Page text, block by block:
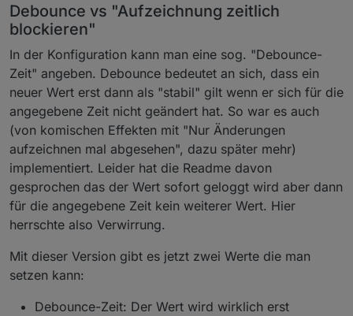
Debounce vs "Aufzeichnung zeitlich
blockieren"
In der Konfiguration kann man eine sog. "Debounce-
Zeit" angeben. Debounce bedeutet an sich, dass ein
neuer Wert erst dann als "stabil" gilt wenn er sich für die
angegebene Zeit nicht geändert hat. So war es auch
(von komischen Effekten mit "Nur Änderungen
aufzeichnen mal abgesehen", dazu später mehr)
implementiert. Leider hat die Readme davon
gesprochen das der Wert sofort geloggt wird aber dann
für die angegebene Zeit kein weiterer Wert. Hier
herrschte also Verwirrung.
Mit dieser Version gibt es jetzt zwei Werte die man
setzen kann:
Debounce-Zeit: Der Wert wird wirklich erst